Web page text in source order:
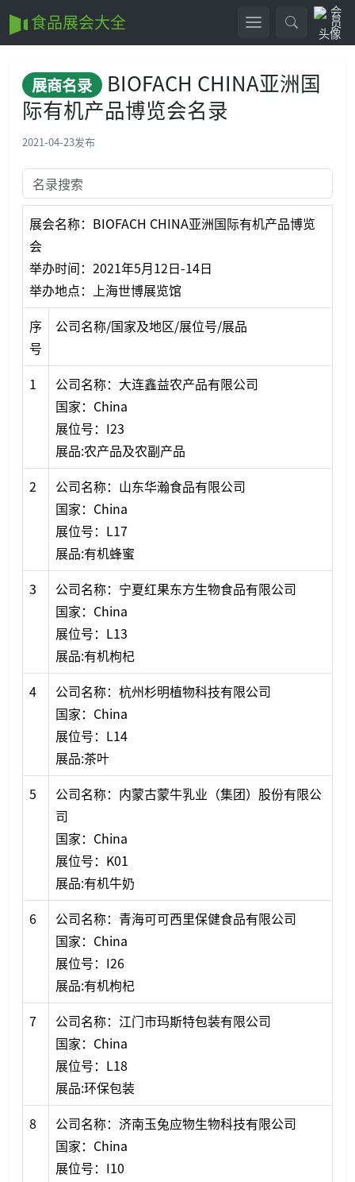
食品展会大全
展商名录 BIOFACH CHINA亚洲国
际有机产品博览会名录
2021-04-23发布
展会名称：BIOFACH CHINA亚洲国际有机产品博览
会
举办时间：2021年5月12日-14日
举办地点：上海世博展览馆
序
号
公司名称/国家及地区/展位号/展品
1
公司名称：大连鑫益农产品有限公司
国家：China
展位号：I23
展品:农产品及农副产品
2
公司名称：山东华瀚食品有限公司
国家：China
展位号：L17
展品:有机蜂蜜
3
公司名称：宁夏红果东方生物食品有限公司
国家：China
展位号：L13
展品:有机枸杞
4
公司名称：杭州杉明植物科技有限公司
国家：China
展位号：L14
展品:茶叶
5
公司名称：内蒙古蒙牛乳业（集团）股份有限公
司
国家：China
展位号：K01
展品:有机牛奶
6
公司名称：青海可可西里保健食品有限公司
国家：China
展位号：I26
展品:有机枸杞
7
公司名称：江门市玛斯特包装有限公司
国家：China
展位号：L18
展品:环保包装
8
公司名称：济南玉兔应物生物科技有限公司
国家：China
展位号：I10